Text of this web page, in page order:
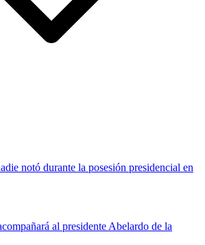
notó durante la posesión presidencial en
al presidente Abelardo de la